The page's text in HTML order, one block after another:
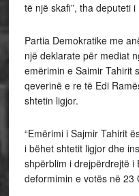
të një skafi”, tha deputeti i
Partia Demokratike me
një deklarate për mediat
emërimin e Saimir Tahirit
qeverinë e re të Edi
shtetin ligjor.
“Emërimi i Sajmir Tahirit
i bëhet shtetit ligjor dhe
shpërblim i drejpërdrejtë i
deformimin e votës në 23